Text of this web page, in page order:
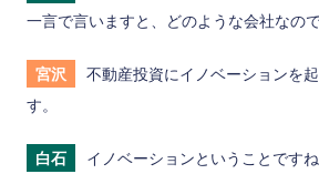
一言で言いますと、どのような会社なの
宮沢
不動産投資にイノベーションを
す。
白石 イノベーションということですね